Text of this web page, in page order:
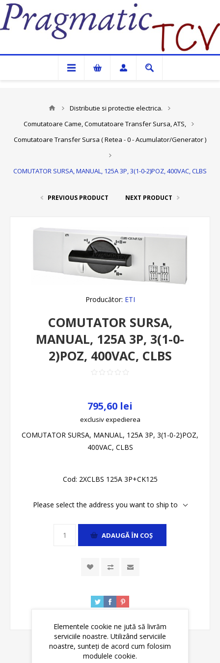
Pragmatic TCV
Distributie si protectie electrica.
Comutatoare Came, Comutatoare Transfer Sursa, ATS,
Comutatoare Transfer Sursa ( Retea - 0 - Acumulator/Generator )
COMUTATOR SURSA, MANUAL, 125A 3P, 3(1-0-2)POZ, 400VAC, CLBS
PREVIOUS PRODUCT NEXT PRODUCT
Producător: ETI
COMUTATOR SURSA,
MANUAL, 125A 3P, 3(1-0-
2)POZ, 400VAC, CLBS
795,60 lei
exclusivexpedierea
COMUTATOR SURSA, MANUAL, 125A 3P, 3(1-0-2)POZ,
400VAC, CLBS
Cod: 2XCLBS 125A 3P+CK125
Please select the address you want to ship to
ADAUGĂ ȊN COŞ
Elementele cookie ne jută să livrăm
serviciile noastre. Utilizând serviciile
noastre, sunteți de acord cum folosim
modulele cookie.